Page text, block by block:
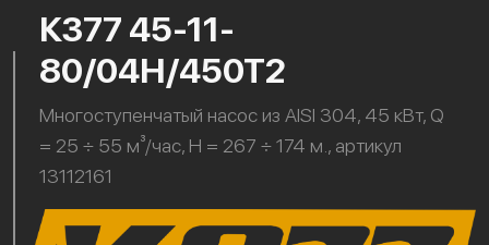
К377 45-11-
80/04Н/450Т2
Многоступенчатый насос из AISI 304, 45 кВт, Q
= 25 ÷ 55 м³/час, H = 267 ÷ 174 м., артикул
13112161